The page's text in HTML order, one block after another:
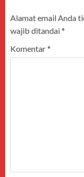
Alamat email Anda
wajib ditandai*
Komentar*